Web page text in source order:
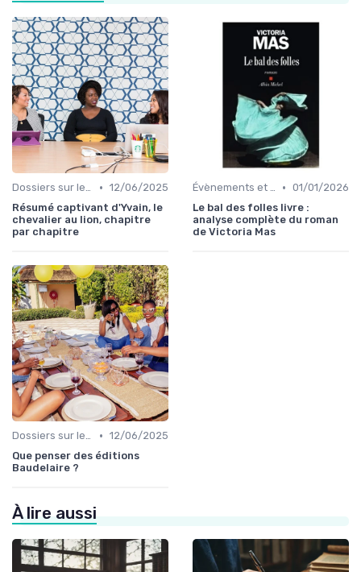
Dossiers sur le monde de l'édition • 12/06/2025
Résumé captivant d'Yvain, le
chevalier au lion, chapitre
par chapitre
Évènements et prix litéraires • 01/01/2026
Le bal des folles livre :
analyse complète du roman
de Victoria Mas
Dossiers sur le monde de l'édition • 12/06/2025
Que penser des éditions
Baudelaire ?
À lire aussi